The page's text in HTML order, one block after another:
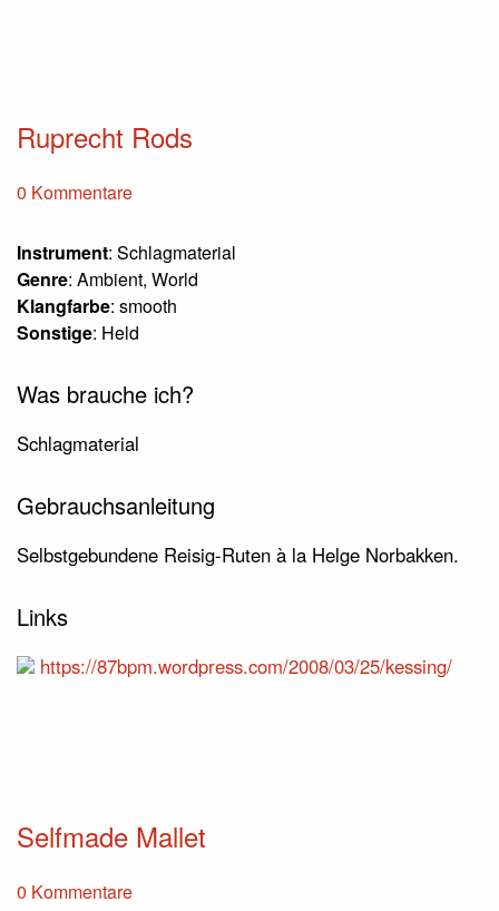
Ruprecht Rods
0 Kommentare
Instrument: Schlagmaterial
Genre: Ambient, World
Klangfarbe: smooth
Sonstige: Held
Was brauche ich?
Schlagmaterial
Gebrauchsanleitung
Selbstgebundene Reisig-Ruten à la Helge Norbakken.
Links
https://87bpm.wordpress.com/2008/03/25/kessing/
Selfmade Mallet
0 Kommentare